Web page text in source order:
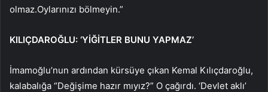
olmaz.Oylarınızı bölmeyin.”
KILIÇDAROĞLU: ‘YİĞİTLER BUNU YAPMAZ’
İmamoğlu’nun ardından kürsüye çıkan Kemal Kılıçdaroğlu,
kalabalığa “Değişime hazır mıyız?” O çağırdı. ‘Devlet aklı’